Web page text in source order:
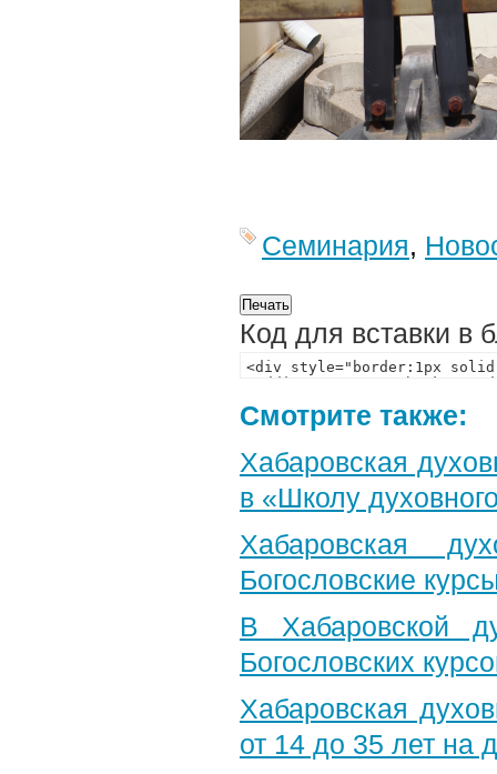
Семинария,
Код для вставки в
Смотрите также:
Хабаровская
в «Школу
Хабаровская
Богословские
В Хабаровской
Богословских
Хабаровская
от 14 до 35 лет на